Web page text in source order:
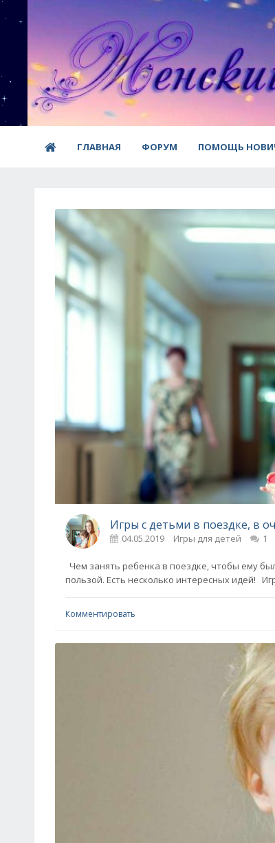
ГЛАВНАЯ ФОРУМ ПОМОЩЬ
Игры с детьми в поездке, в
04.05.2019 Игры для детей 1
Чем занять ребенка в поездке, чтобы ему
пользой. Есть несколько интересных идей!
Комментировать